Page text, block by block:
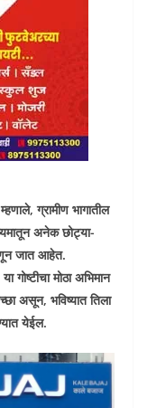
ग्रामीण भागातील
अनेक छोट्या-
जात आहेत.
गोष्टीचा मोठा अभिमान
असून, भविष्यात तिला
येईल.